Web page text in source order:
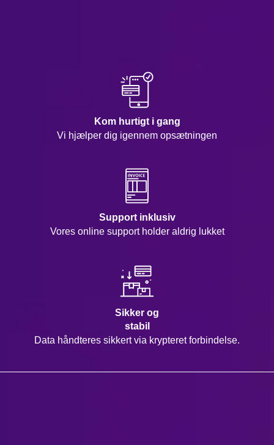
Kom hurtigt i gang
Vi hjælper dig igennem opsætningen
Support inklusiv
Vores online support holder aldrig lukket
Sikker og
stabil
Data håndteres sikkert via krypteret forbindelse.